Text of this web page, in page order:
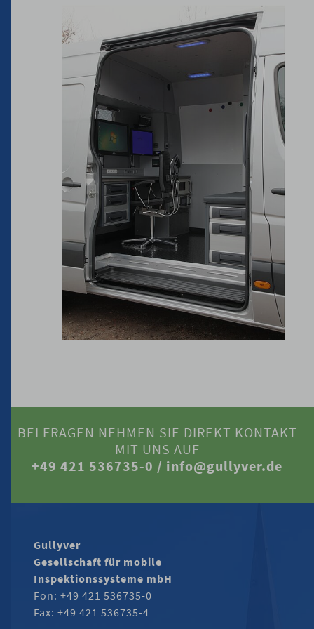
BEI FRAGEN NEHMEN SIE DIREKT KONTAKT
MIT UNS AUF
+49 421 536735-0 / info@gullyver.de
Gullyver
Gesellschaft für mobile
Inspektionssysteme mbH
Fon: +49 421 536735-0
Fax: +49 421 536735-4